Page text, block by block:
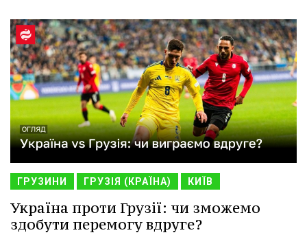
ГРУЗИНИ ГРУЗІЯ (КРАЇНА) КИЇВ
Україна проти Грузії: чи зможемо
здобути перемогу вдруге?